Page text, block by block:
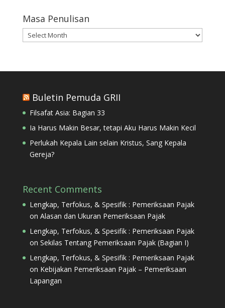
Masa Penulisan
Masa
Penulisan
Buletin Pemuda GRII
Filsafat Asia: Bagian 33
Ia Harus Makin Besar, tetapi Aku Harus Makin Kecil
Perlukah Kepala Lain selain Kristus, Sang Kepala
Gereja?
Recent Comments
Lengkap, Terfokus, & Spesifik : Pemeriksaan Pajak
on Alasan dan Ukuran Pemeriksaan Pajak
Lengkap, Terfokus, & Spesifik : Pemeriksaan Pajak
on Sekilas Tentang Pemeriksaan Pajak (Bagian I)
Lengkap, Terfokus, & Spesifik : Pemeriksaan Pajak
on Kebijakan Pemeriksaan Pajak – Pemeriksaan
Lapangan